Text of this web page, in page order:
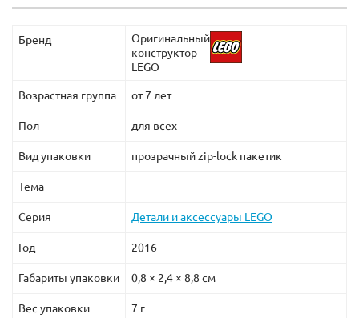
Бренд
Оригинальный
конструктор
LEGO
Возрастная группа от 7 лет
Пол для всех
Вид упаковки прозрачный zip-lock пакетик
Тема —
Серия Детали и аксессуары LEGO
Год 2016
Габариты упаковки 0,8 × 2,4 × 8,8 см
Вес упаковки 7 г